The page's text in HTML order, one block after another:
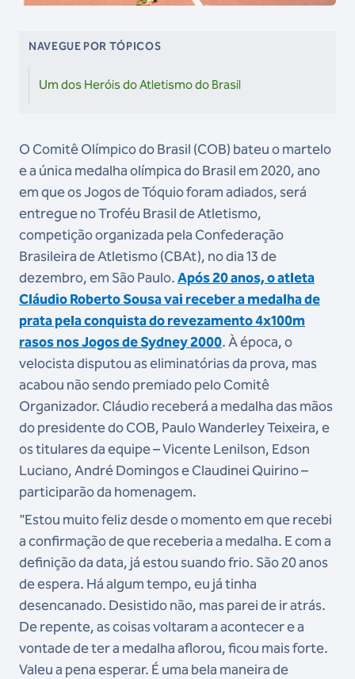
NAVEGUE POR TÓPICOS
Um dos Heróis do Atletismo do Brasil
O Comitê Olímpico do Brasil (COB) bateu o martelo
e a única medalha olímpica do Brasil em 2020, ano
em que os Jogos de Tóquio foram adiados, será
entregue no Troféu Brasil de Atletismo,
competição organizada pela Confederação
Brasileira de Atletismo (CBAt), no dia 13 de
dezembro, em São Paulo.Após 20 anos, o atleta
Cláudio Roberto Sousa vai receber a medalha de
prata pela conquista do revezamento 4x100m
rasos nos Jogos de Sydney 2000. À época, o
velocista disputou as eliminatórias da prova, mas
acabou não sendo premiado pelo Comitê
Organizador. Cláudio receberá a medalha das mãos
do presidente do COB, Paulo Wanderley Teixeira, e
os titulares da equipe – Vicente Lenilson, Edson
Luciano, André Domingos e Claudinei Quirino –
participarão da homenagem.
"Estou muito feliz desde o momento em que recebi
a confirmação de que receberia a medalha. E com a
definição da data, já estou suando frio. São 20 anos
de espera. Há algum tempo, eu já tinha
desencanado. Desistido não, mas parei de ir atrás.
De repente, as coisas voltaram a acontecer e a
vontade de ter a medalha aflorou, ficou mais forte.
Valeu a pena esperar. É uma bela maneira de